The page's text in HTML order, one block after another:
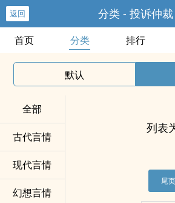
返回 分类 - 投诉仲裁
首页 分类 排行
默认
全部
古代言情
现代言情
幻想言情
列表
尾页